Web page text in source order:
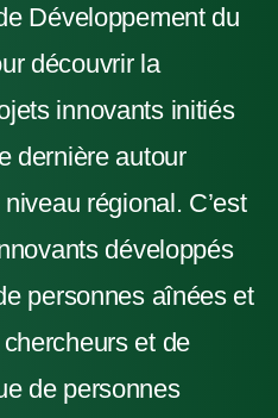
Développement du
découvrir la
innovants initiés
dernière autour
régional. C’est
développés
personnes aînées et
et de
de personnes